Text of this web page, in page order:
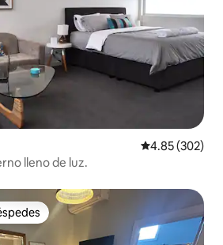
Calificación
4.85 (302)
lleno de luz.
preferido